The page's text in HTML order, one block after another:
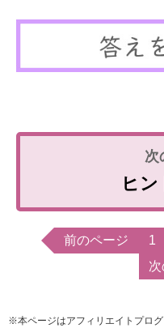
ヒン
前のページ 1
※本ページはアフィリエイトプロ